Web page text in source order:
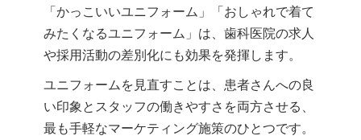
「かっこいいユニフォーム」「おしゃれで着て
みたくなるユニフォーム」は、歯科医院の求人
や採用活動の差別化にも効果を発揮します。
ユニフォームを見直すことは、患者さんへの良
い印象とスタッフの働きやすさを両方させる、
最も手軽なマーケティング施策のひとつです。